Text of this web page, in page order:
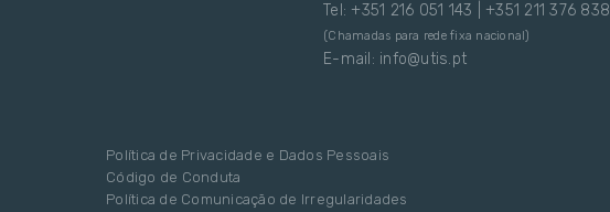
Tel: +351 216 051 143 | +351 211 376 838
(Chamadas para rede fixa nacional)
E-mail: info@utis.pt
Política de Privacidade e Dados Pessoais
Código de Conduta
Política de Comunicação de Irregularidades